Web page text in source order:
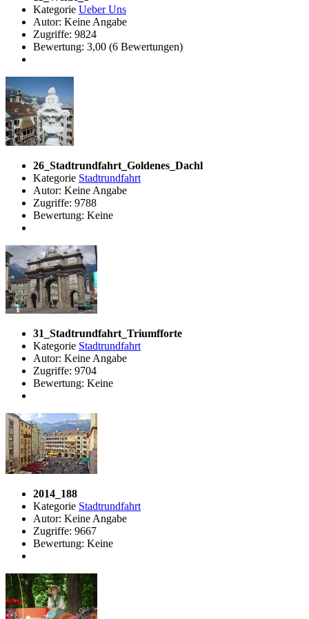
Kategorie Ueber Uns
Autor: Keine Angabe
Zugriffe: 9824
Bewertung: 3,00 (6 Bewertungen)
26_Stadtrundfahrt_Goldenes_Dachl
Kategorie Stadtrundfahrt
Autor: Keine Angabe
Zugriffe: 9788
Bewertung: Keine
31_Stadtrundfahrt_Triumfforte
Kategorie Stadtrundfahrt
Autor: Keine Angabe
Zugriffe: 9704
Bewertung: Keine
2014_188
Kategorie Stadtrundfahrt
Autor: Keine Angabe
Zugriffe: 9667
Bewertung: Keine